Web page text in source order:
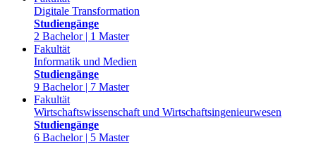
Digitale Transformation
Studiengänge
2 Bachelor | 1 Master
Fakultät
Informatik und Medien
Studiengänge
9 Bachelor | 7 Master
Fakultät
Wirtschaftswissenschaft und Wirtschaftsingenieurwesen
Studiengänge
6 Bachelor | 5 Master